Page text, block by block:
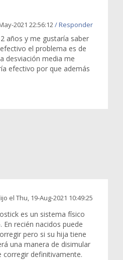
2021 22:56:12/ Responder
años y me gustaría saber
el problema es de
desviación media me
efectivo por que además
el Thu, 19-Aug-2021 10:49:25
es un sistema físico
En recién nacidos puede
pero si su hija tiene
una manera de disimular
corregir definitivamente.